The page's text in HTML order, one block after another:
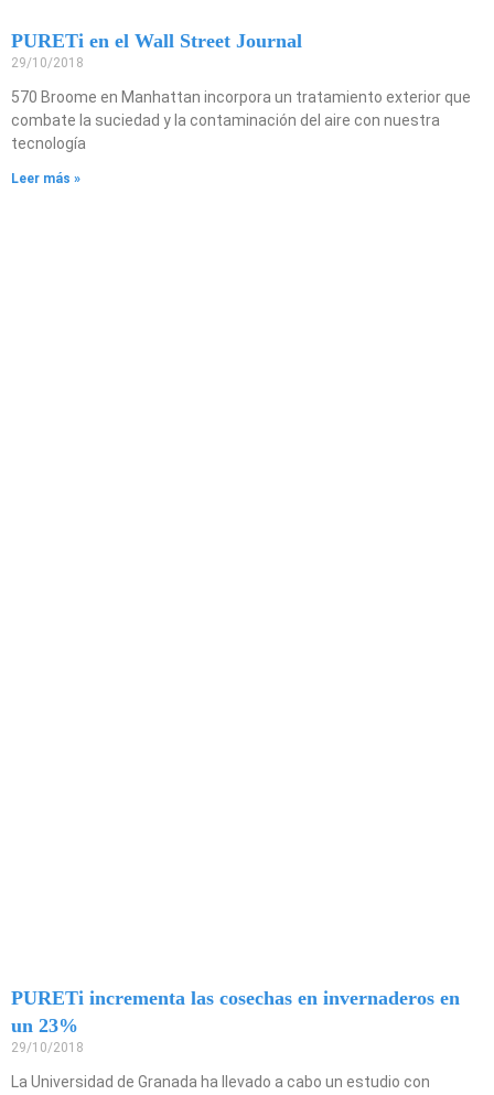
PURETi en el Wall Street Journal
29/10/2018
570 Broome en Manhattan incorpora un tratamiento exterior que
combate la suciedad y la contaminación del aire con nuestra
tecnología
Leer más »
PURETi incrementa las cosechas en invernaderos en
un 23%
29/10/2018
La Universidad de Granada ha llevado a cabo un estudio con